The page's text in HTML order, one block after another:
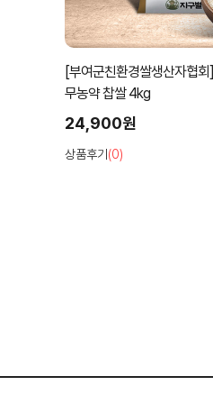
[부여군친환경쌀생산자협회]
무농약 찹쌀 4kg
24,900원
상품후기 (0)